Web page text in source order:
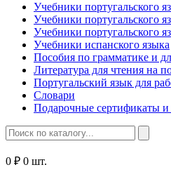
Учебники португальского
Учебники португальского
Учебники португальского
Учебники испанского языка
Пособия по грамматике и
Литература для чтения на
Португальский язык для
Словари
Подарочные сертификаты
0 ₽ 0 шт.